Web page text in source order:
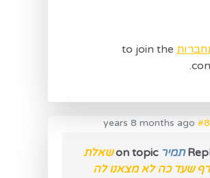
to join the
תמיר on topic
שאלת
שעד כה לא מצאנו לה